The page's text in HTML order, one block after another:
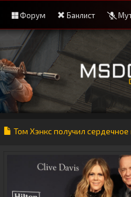
Форум Банлист
Том Хэнкс получил